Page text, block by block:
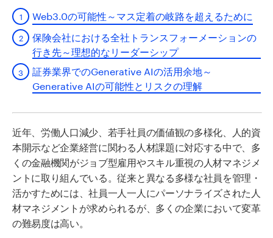
Web3.0の可能性～マス定着の岐路を超えるために
保険会社における全社トランスフォーメーションの
行き先～理想的なリーダーシップ
証券業界でのGenerative AIの活用余地～
Generative AIの可能性とリスクの理解
近年、労働人口減少、若手社員の価値観の多様化、人的資
本開示など企業経営に関わる人材課題に対応する中で、多
くの金融機関がジョブ型雇用やスキル重視の人材マネジメ
ントに取り組んでいる。従来と異なる多様な社員を管理・
活かすためには、社員一人一人にパーソナライズされた人
材マネジメントが求められるが、多くの企業において変革
の難易度は高い。